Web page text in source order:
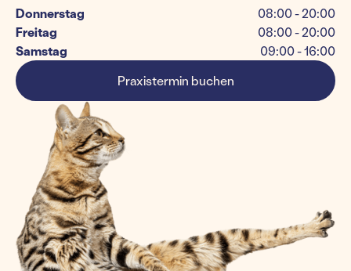
Donnerstag
08:00 - 20:00
Freitag
08:00 - 20:00
Samstag
09:00 - 16:00
Praxistermin buchen